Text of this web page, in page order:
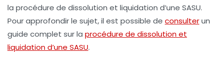
la procédure de dissolution et liquidation d’une SASU.
Pour approfondir le sujet, il est possible de consulterun
guide complet sur la procédure de dissolution et
liquidation d’une SASU.